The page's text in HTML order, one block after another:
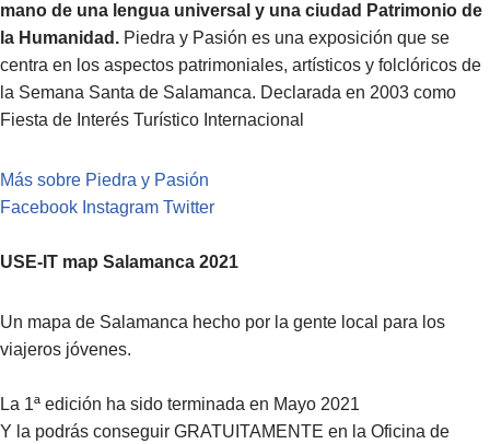
mano de una lengua universal y una ciudad Patrimonio de
la Humanidad. Piedra y Pasión es una exposición que se
centra en los aspectos patrimoniales, artísticos y folclóricos de
la Semana Santa de Salamanca. Declarada en 2003 como
Fiesta de Interés Turístico Internacional
Más sobre Piedra y Pasión
Facebook Instagram Twitter
USE-IT map Salamanca 2021
Un mapa de Salamanca hecho por la gente local para los
viajeros jóvenes.
La 1ª edición ha sido terminada en Mayo 2021
Y la podrás conseguir GRATUITAMENTE en la Oficina de